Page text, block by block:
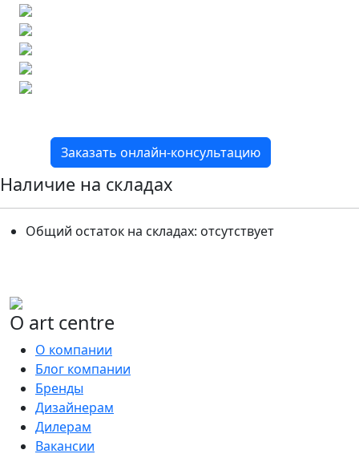
Заказать онлайн-консультацию
Наличие на складах
Общий остаток на складах: отсутствует
О art centre
О компании
Блог компании
Бренды
Дизайнерам
Дилерам
Вакансии